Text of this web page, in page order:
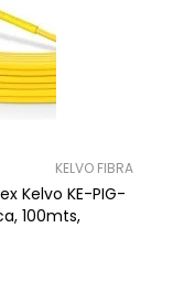
KELVO FIBRA
Kelvo KE-PIG-
100mts,